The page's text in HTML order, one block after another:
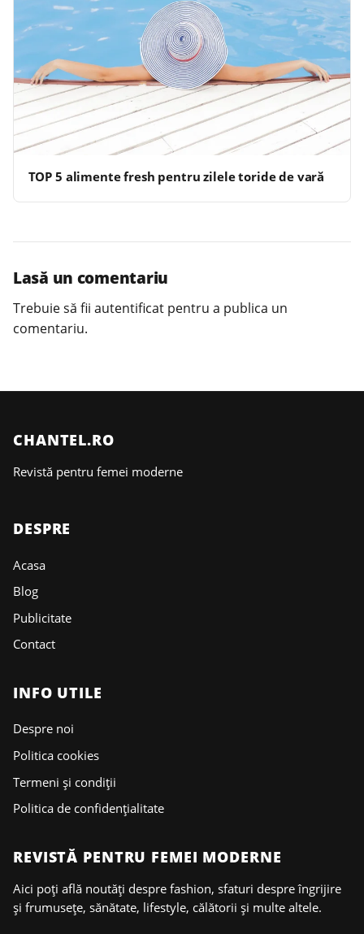
TOP 5 alimente fresh pentru zilele toride de vară
Lasă un comentariu
Trebuie să fii autentificat pentru a publica un
comentariu.
CHANTEL.RO
Revistă pentru femei moderne
DESPRE
Acasa
Blog
Publicitate
Contact
INFO UTILE
Despre noi
Politica cookies
Termeni și condiții
Politica de confidențialitate
REVISTĂ PENTRU FEMEI MODERNE
Aici poți află noutăți despre fashion, sfaturi despre îngrijire
și frumusețe, sănătate, lifestyle, călătorii și multe altele.